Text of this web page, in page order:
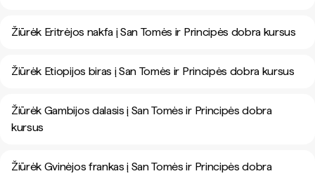
Žiūrėk Eritrėjos nakfa į San Tomės ir Principės dobra kursus
Žiūrėk Etiopijos biras į San Tomės ir Principės dobra kursus
Žiūrėk Gambijos dalasis į San Tomės ir Principės dobra
kursus
Žiūrėk Gvinėjos frankas į San Tomės ir Principės dobra